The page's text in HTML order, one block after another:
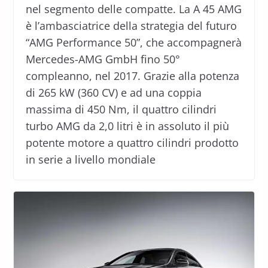
nel segmento delle compatte. La A 45 AMG
è l’ambasciatrice della strategia del futuro
“AMG Performance 50”, che accompagnerà
Mercedes-AMG GmbH fino 50°
compleanno, nel 2017. Grazie alla potenza
di 265 kW (360 CV) e ad una coppia
massima di 450 Nm, il quattro cilindri
turbo AMG da 2,0 litri è in assoluto il più
potente motore a quattro cilindri prodotto
in serie a livello mondiale